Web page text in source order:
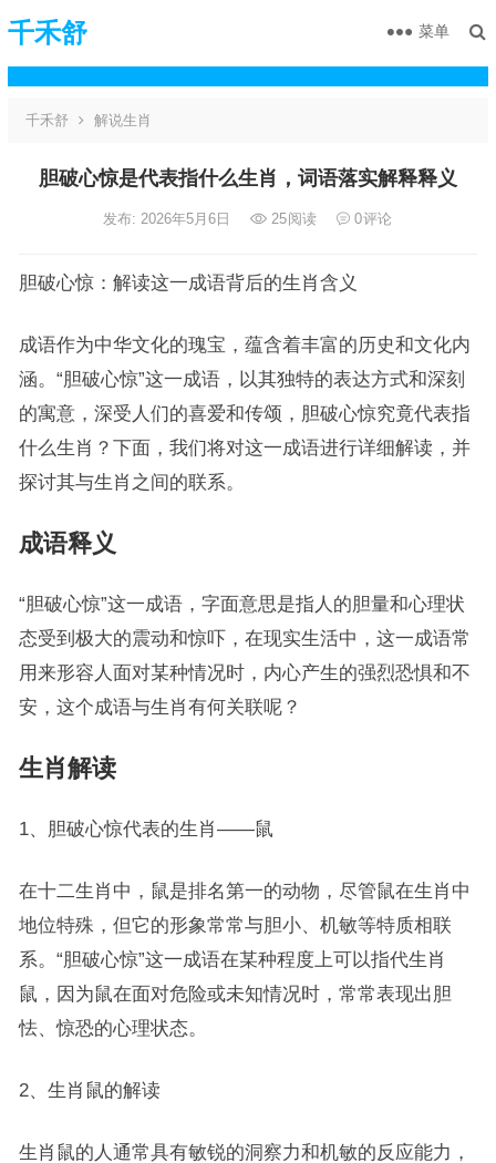
千禾舒 菜单
千禾舒 解说生肖
胆破心惊是代表指什么生肖，词语落实解释释义
发布: 2026年5月6日 25阅读 0评论
胆破心惊：解读这一成语背后的生肖含义
成语作为中华文化的瑰宝，蕴含着丰富的历史和文化内
涵。“胆破心惊”这一成语，以其独特的表达方式和深刻
的寓意，深受人们的喜爱和传颂，胆破心惊究竟代表指
什么生肖？下面，我们将对这一成语进行详细解读，并
探讨其与生肖之间的联系。
成语释义
“胆破心惊”这一成语，字面意思是指人的胆量和心理状
态受到极大的震动和惊吓，在现实生活中，这一成语常
用来形容人面对某种情况时，内心产生的强烈恐惧和不
安，这个成语与生肖有何关联呢？
生肖解读
1、胆破心惊代表的生肖——鼠
在十二生肖中，鼠是排名第一的动物，尽管鼠在生肖中
地位特殊，但它的形象常常与胆小、机敏等特质相联
系。“胆破心惊”这一成语在某种程度上可以指代生肖
鼠，因为鼠在面对危险或未知情况时，常常表现出胆
怯、惊恐的心理状态。
2、生肖鼠的解读
生肖鼠的人通常具有敏锐的洞察力和机敏的反应能力，